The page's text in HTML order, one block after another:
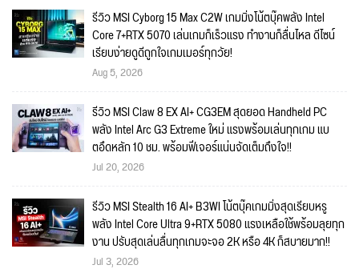
รีวิว MSI Cyborg 15 Max C2W เกมมิ่งโน้ตบุ๊คพลัง Intel
Core 7+RTX 5070 เล่นเกมก็เร็วแรง ทำงานก็ลื่นไหล ดีไซน์
เรียบง่ายดูดีถูกใจเกมเมอร์ทุกวัย!
Aug 5, 2026
รีวิว MSI Claw 8 EX AI+ CG3EM สุดยอด Handheld PC
พลัง Intel Arc G3 Extreme ใหม่ แรงพร้อมเล่นทุกเกม แบ
ตอึดหลัก 10 ชม. พร้อมฟีเจอร์แน่นจัดเต็มถึงใจ!!
Jul 20, 2026
รีวิว MSI Stealth 16 AI+ B3WI โน้ตบุ๊คเกมมิ่งสุดเรียบหรู
พลัง Intel Core Ultra 9+RTX 5080 แรงเหลือใช้พร้อมลุยทุก
งาน ปรับสุดเล่นลื่นทุกเกมจะจอ 2K หรือ 4K ก็สบายมาก!!
Jul 3, 2026